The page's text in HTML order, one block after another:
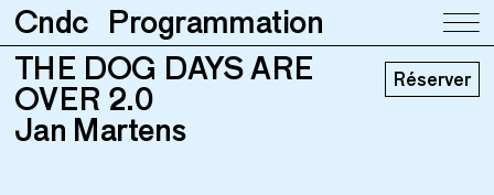
Cndc Programmation
THE DOG DAYS ARE OVER 2.0
Jan Martens
THE DOG DAYS ARE
OVER 2.0
Jan Martens
Réserver